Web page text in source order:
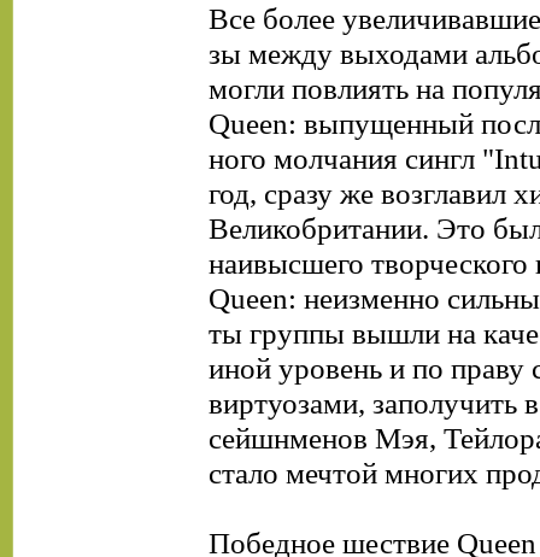
Все более
зы между выходами
могли повлиять на
Queen: выпущенный
ного молчания сингл
год, сразу же возглавил
Великобритании. Это
наивысшего творческого
Queen: неизменно
ты группы вышли на
иной уровень и по праву
виртуозами, заполучить
сейшнменов Мэя,
стало мечтой многих
Победное шествие Queen